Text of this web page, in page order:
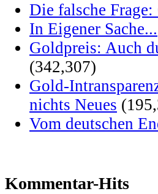
Die falsche
In Eigener Sache...
Goldpreis: Auch
(342,307)
Gold-
nichts Neues
Vom deutschen
Kommentar-Hits